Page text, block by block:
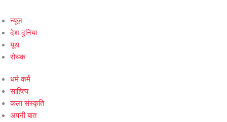
न्यूज़
देश दुनिया
यूथ
रोचक
धर्म कर्म
साहित्य
कला संस्कृति
अपनी बात